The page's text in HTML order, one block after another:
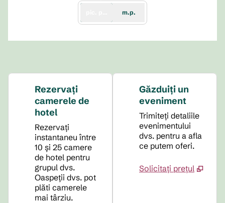
m.p.
Rezervați
camerele de
hotel
Rezervați
instantaneu între
10 și 25 camere
de hotel pentru
grupul dvs.
Oaspeții dvs. pot
plăti camerele
mai târziu.
Găzduiți un
eveniment
Trimiteți detaliile
evenimentului
dvs. pentru a afla
ce putem oferi.
Solicitați prețul